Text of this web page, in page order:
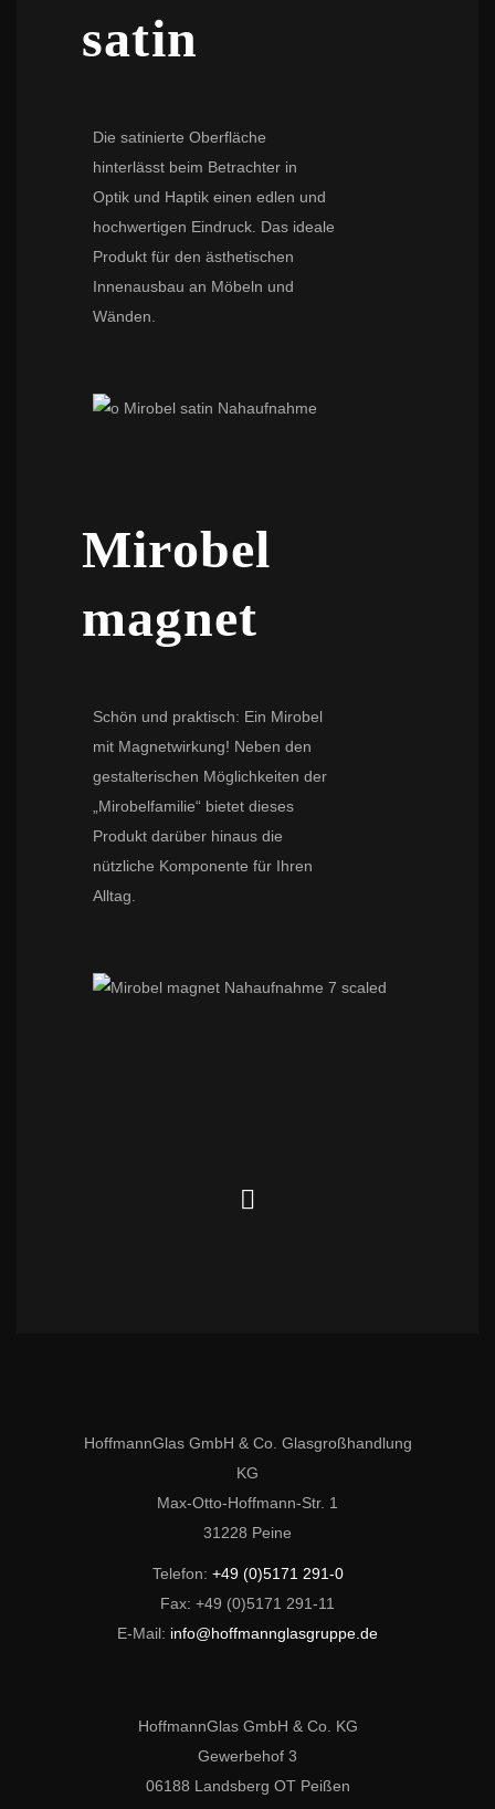
satin
Die satinierte Oberfläche
hinterlässt beim Betrachter in
Optik und Haptik einen edlen und
hochwertigen Eindruck. Das ideale
Produkt für den ästhetischen
Innenausbau an Möbeln und
Wänden.
Mirobel
magnet
Schön und praktisch: Ein Mirobel
mit Magnetwirkung! Neben den
gestalterischen Möglichkeiten der
„Mirobelfamilie“ bietet dieses
Produkt darüber hinaus die
nützliche Komponente für Ihren
Alltag.
HoffmannGlas GmbH & Co. Glasgroßhandlung
KG
Max-Otto-Hoffmann-Str. 1
31228 Peine
Telefon: +49 (0)5171 291-0
Fax: +49 (0)5171 291-11
E-Mail: info@hoffmannglasgruppe.de
HoffmannGlas GmbH & Co. KG
Gewerbehof 3
06188 Landsberg OT Peißen